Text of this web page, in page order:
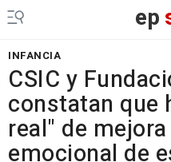
ep
INFANCIA
CSIC y
constatan que
real" de
emocional de